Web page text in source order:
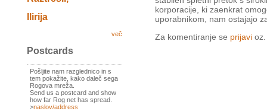
Ilirija
več
Postcards
Pošljite nam razglednico in s
tem pokažite, kako daleč sega
Rogova mreža.
Send us a postcard and show
how far Rog net has spread.
>naslov/address
korporacije, ki zaenkrat
uporabnikom, nam ostajajo
Za komentiranje se prijavi